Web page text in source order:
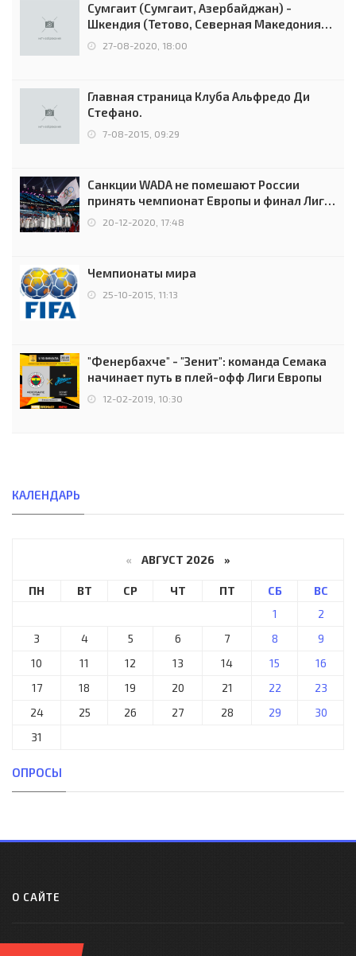
Сумгаит (Сумгаит, Азербайджан) -
Шкендия (Тетово, Северная Македония) -
0:2 (0:0)
27-08-2020, 18:00
Главная страница Клуба Альфредо Ди
Стефано.
7-08-2015, 09:29
Санкции WADA не помешают России
принять чемпионат Европы и финал Лиги
чемпионов.
20-12-2020, 17:48
Чемпионаты мира
25-10-2015, 11:13
"Фенербахче" - "Зенит": команда Семака
начинает путь в плей-офф Лиги Европы
12-02-2019, 10:30
КАЛЕНДАРЬ
« АВГУСТ 2026 »
ПН ВТ СР ЧТ ПТ СБ
ВС
1
2
3
4 5 6 7 8
9
10
11 12 13 14 15
16
17
18 19 20 21 22
23
24
25 26 27 28 29
30
31
ОПРОСЫ
О САЙТЕ